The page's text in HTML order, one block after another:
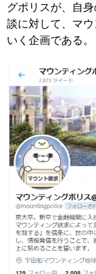
グポリスが、自
談に対して、マ
いく企画である。